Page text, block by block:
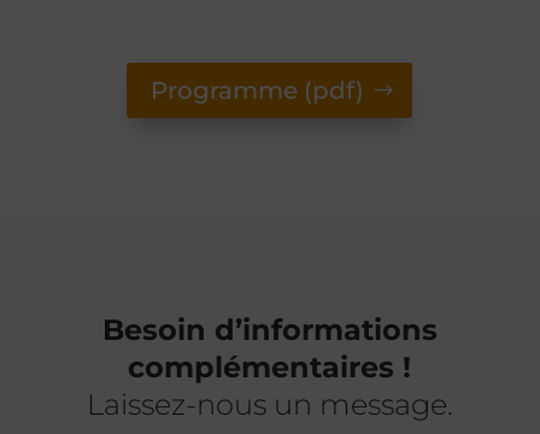
Programme (pdf)
Besoin d’informations
complémentaires !
Laissez-nous un message.